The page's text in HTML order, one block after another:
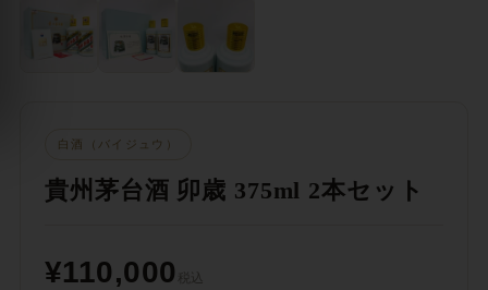
白酒（バイジュウ）
貴州茅台酒 卯歳 375ml 2本セット
¥110,000 税込